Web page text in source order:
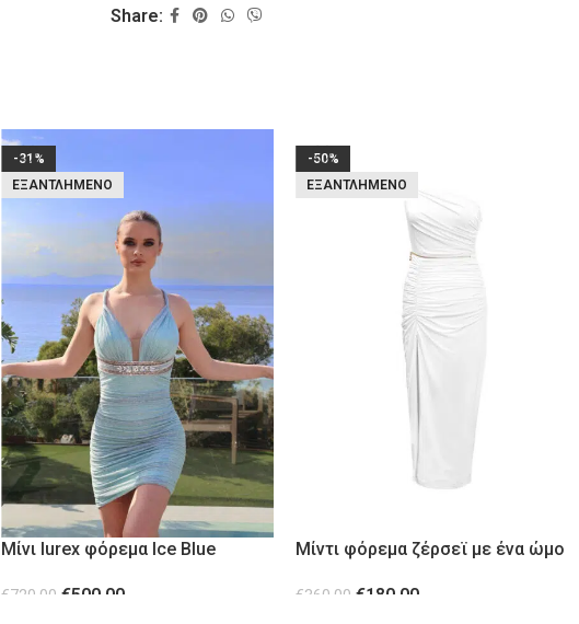
Share:
-31%
ΕΞΑΝΤΛΗΜΈΝΟ
Μίνι lurex φόρεμα Ice Blue
€720.00 €500.00
-50%
ΕΞΑΝΤΛΗΜΈΝΟ
Μίντι φόρεμα ζέρσεϊ με ένα ώμο
€360.00 €180.00